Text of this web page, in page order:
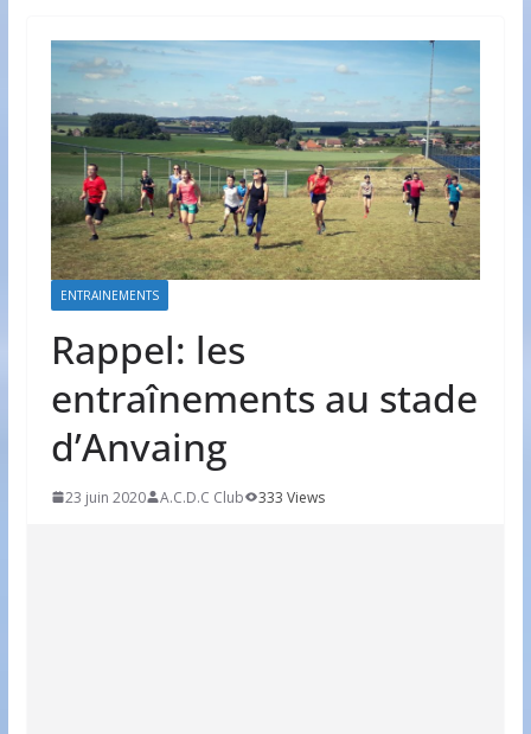
ENTRAINEMENTS
Rappel: les
entraînements au stade
d’Anvaing
23 juin 2020 A.C.D.C Club 333 Views